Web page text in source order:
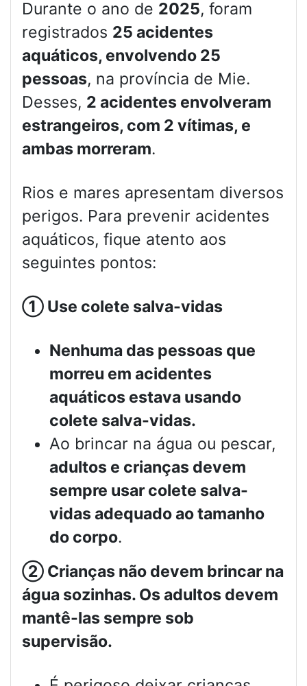
Durante o ano de 2025, foram
registrados 25 acidentes
aquáticos, envolvendo 25
pessoas, na província de Mie.
Desses, 2 acidentes envolveram
estrangeiros, com 2 vítimas, e
ambas morreram.
Rios e mares apresentam diversos
perigos. Para prevenir acidentes
aquáticos, fique atento aos
seguintes pontos:
① Use colete salva-vidas
Nenhuma das pessoas que
morreu em acidentes
aquáticos estava usando
colete salva-vidas.
Ao brincar na água ou pescar,
adultos e crianças devem
sempre usar colete salva-
vidas adequado ao tamanho
do corpo.
② Crianças não devem brincar na
água sozinhas. Os adultos devem
mantê-las sempre sob
supervisão.